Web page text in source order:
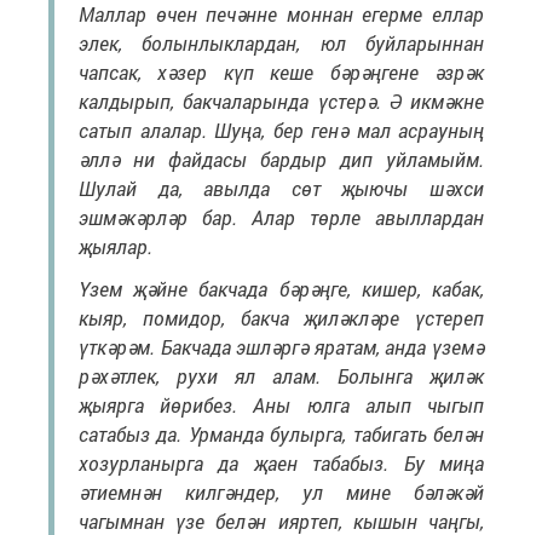
Маллар өчен печәнне моннан егерме еллар
элек, болынлыклардан, юл буйларыннан
чапсак, хәзер күп кеше бәрәңгене әзрәк
калдырып, бакчаларында үстерә. Ә икмәкне
сатып алалар. Шуңа, бер генә мал асрауның
әллә ни файдасы бардыр дип уйламыйм.
Шулай да, авылда сөт җыючы шәхси
эшмәкәрләр бар. Алар төрле авыллардан
җыялар.
Үзем җәйне бакчада бәрәңге, кишер, кабак,
кыяр, помидор, бакча җиләкләре үстереп
үткәрәм. Бакчада эшләргә яратам, анда үземә
рәхәтлек, рухи ял алам. Болынга җиләк
җыярга йөрибез. Аны юлга алып чыгып
сатабыз да. Урманда булырга, табигать белән
хозурланырга да җаен табабыз. Бу миңа
әтиемнән килгәндер, ул мине бәләкәй
чагымнан үзе белән ияртеп, кышын чаңгы,